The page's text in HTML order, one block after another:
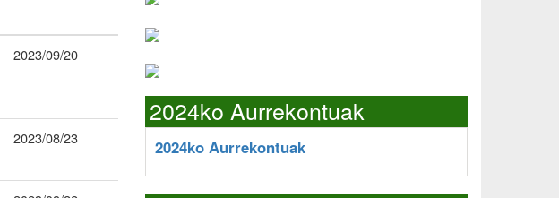
2023/09/20
2023/08/23
2024ko Aurrekontuak
2024ko Aurrekontuak